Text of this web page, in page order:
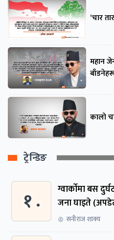
‘चार
महान
कालो
ट्रेन्डिङ
१ .
ग्वार्काेमा बस
जना घाइते
सनीराज शाक्य